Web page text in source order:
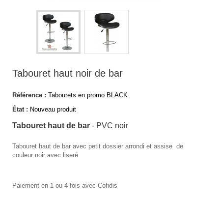
Tabouret haut noir de bar
Référence : Tabourets en promo BLACK
État : Nouveau produit
Tabouret haut de bar - PVC noir
Tabouret haut de bar avec petit dossier arrondi et assise de
couleur noir avec liseré
Paiement en 1 ou 4 fois avec Cofidis